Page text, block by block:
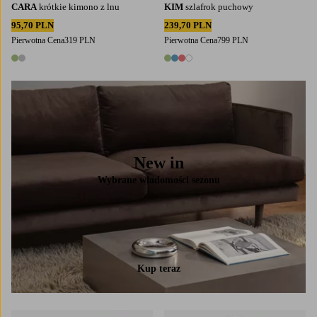
CARA krótkie kimono z lnu
95,70 PLN
Pierwotna Cena319 PLN
2 kolory
KIM szlafrok puchowy
239,70 PLN
Pierwotna Cena799 PLN
4 kolory
New in
Wybrane wiadomości sezonu
Kup teraz